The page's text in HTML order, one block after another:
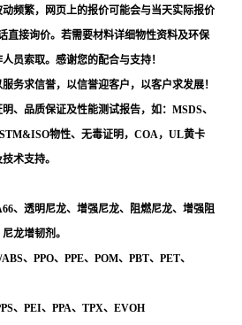
频繁，网页上的报价可能会与当天实际报价
直接询价。若需要材料详细物性资料及环保
员索取。感谢您的配合与支持！
务求信誉，以信誉迎客户，以客户求发展！
、品质保证及性能测试报告，如：MSDS、
物性、无毒证明，COA，UL黄卡
术支持。
、透明尼龙、增强尼龙、阻燃尼龙、增强阻
龙增韧剂。
、PPO、PPE、POM、PBT、PET、
、PEI、PPA、TPX、EVOH